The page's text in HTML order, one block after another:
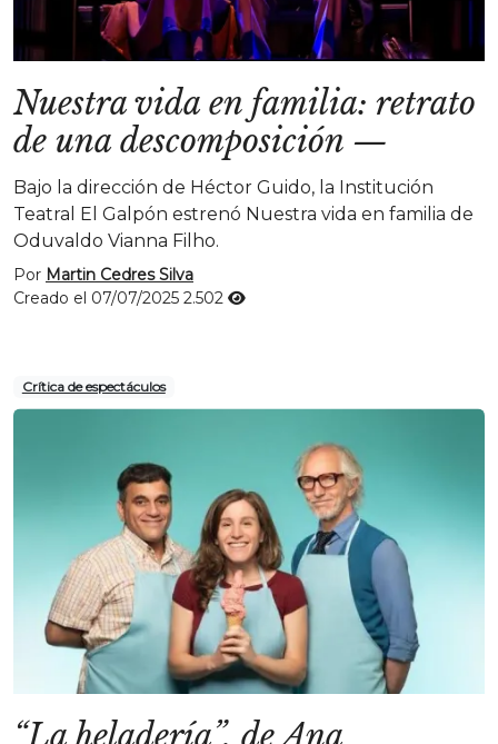
Nuestra vida en familia: retrato
de una descomposición —
Bajo la dirección de Héctor Guido, la Institución
Teatral El Galpón estrenó Nuestra vida en familia de
Oduvaldo Vianna Filho.
Por Martin Cedres Silva
Creado el 07/07/2025 2.502
Crítica de espectáculos